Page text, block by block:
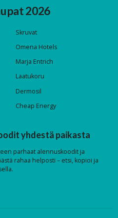
2026
Skruvat
Omena Hotels
Marja Entrich
Laatukoru
Dermosil
Cheap Energy
yhdestä paikasta
parhaat alennuskoodit ja
rahaa helposti – etsi, kopioi ja